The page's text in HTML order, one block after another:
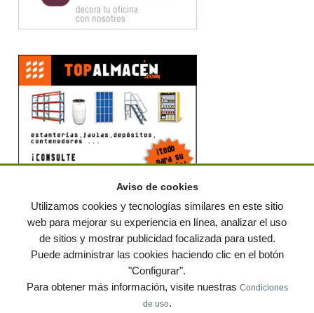
© residuos.com - Todos los derechos reservados Política de privacidad
Condiciones de uso|Contacto |Editores|Mapa web|Preguntas frecuentes|Publica
tus anuncios gratis!
Aviso de cookies
Utilizamos cookies y tecnologías similares en este sitio
web para mejorar su experiencia en línea, analizar el uso
de sitios y mostrar publicidad focalizada para usted.
Puede administrar las cookies haciendo clic en el botón
"Configurar".
Para obtener más información, visite nuestras Condiciones
de uso.